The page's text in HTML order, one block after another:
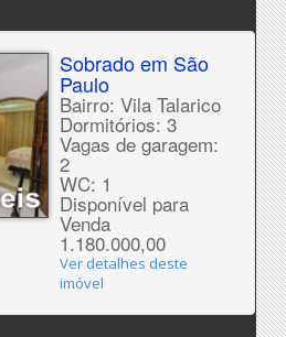
Sobrado em São
Paulo
Bairro: Vila Talarico
Dormitórios: 3
Vagas de garagem:
2
WC: 1
Disponível para
Venda
1.180.000,00
Ver detalhes deste
imóvel